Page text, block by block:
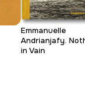
Emmanuelle
Andrianjafy.
in Vain